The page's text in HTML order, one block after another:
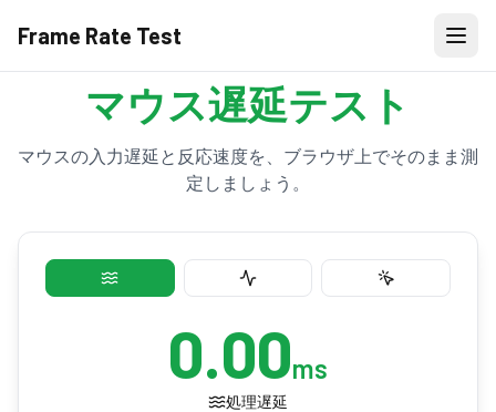
Frame Rate Test
マウス遅延テスト
マウスの入力遅延と反応速度を、ブラウザ上でそのまま測
定しましょう。
0.00ms
処理遅延